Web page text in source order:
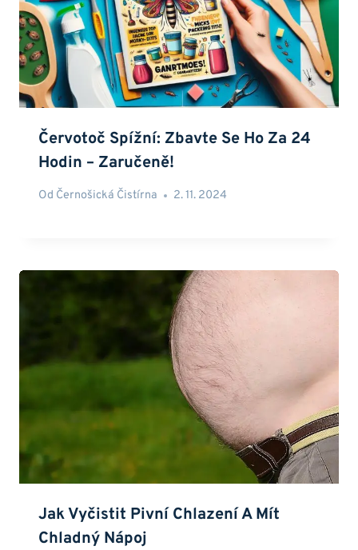
Červotoč Spížní: Zbavte Se Ho Za 24
Hodin – Zaručeně!
Od Černošická Čistírna 2. 11. 2024
Jak Vyčistit Pivní Chlazení A Mít
Chladný Nápoj